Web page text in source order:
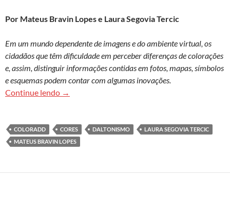
Por Mateus Bravin Lopes e Laura Segovia Tercic
Em um mundo dependente de imagens e do ambiente virtual, os
cidadãos que têm dificuldade em perceber diferenças de colorações
e, assim, distinguir informações contidas em fotos, mapas, símbolos
e esquemas podem contar com algumas inovações.
Continue lendo Dificuldades e avanços nos recursos de
→
COLORADD CORES DALTONISMO
LAURA SEGOVIA TERCIC
MATEUS BRAVIN LOPES